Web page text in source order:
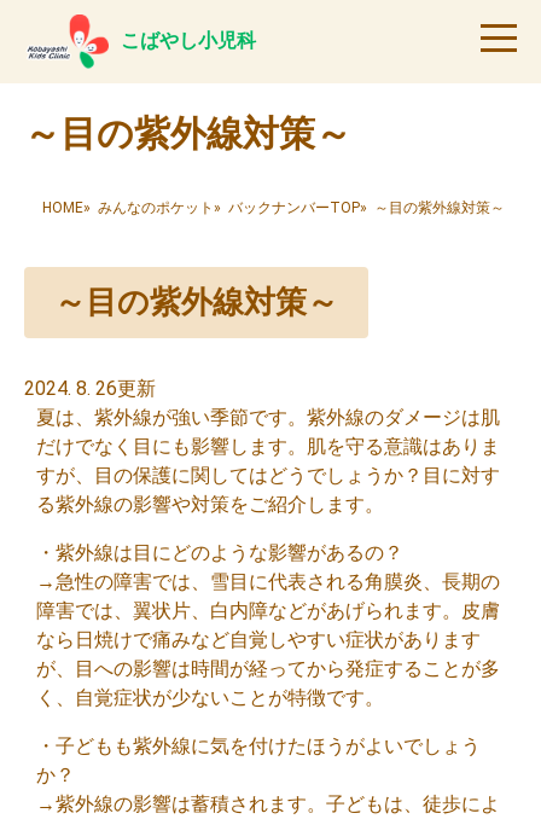
こばやし小児科
～目の紫外線対策～
HOME» みんなのポケット » バックナンバーTOP» ～目の紫外線対策～
～目の紫外線対策～
2024. 8. 26更新
夏は、紫外線が強い季節です。紫外線のダメージは肌
だけでなく目にも影響します。肌を守る意識はありま
すが、目の保護に関してはどうでしょうか？目に対す
る紫外線の影響や対策をご紹介します。
・紫外線は目にどのような影響があるの？
→急性の障害では、雪目に代表される角膜炎、長期の
障害では、翼状片、白内障などがあげられます。皮膚
なら日焼けで痛みなど自覚しやすい症状があります
が、目への影響は時間が経ってから発症することが多
く、自覚症状が少ないことが特徴です。
・子どもも紫外線に気を付けたほうがよいでしょう
か？
→紫外線の影響は蓄積されます。子どもは、徒歩によ